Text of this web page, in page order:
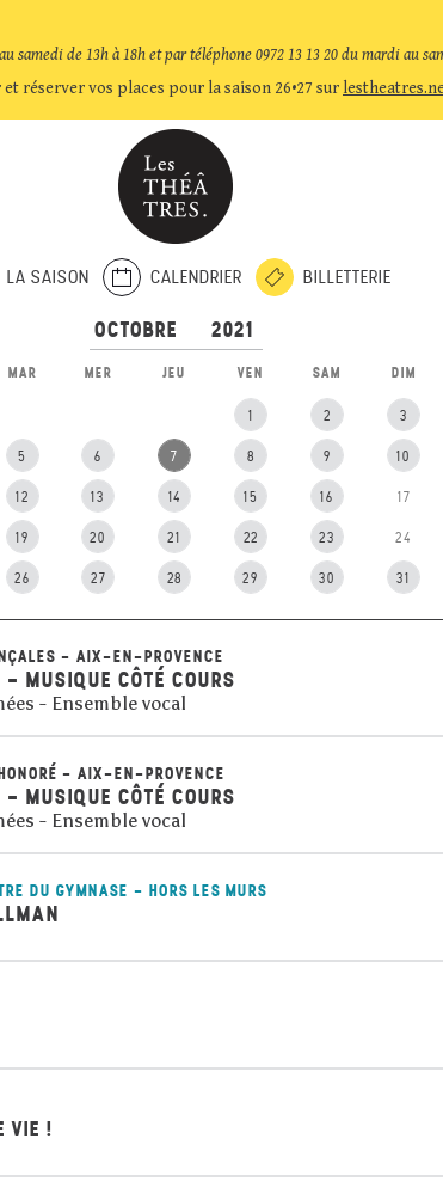
samedi de 13h à 18h et par téléphone 0972 13 13 20 du mardi au
réserver vos places pour la saison 26•27 sur
LA SAISON CALENDRIER BILLETTERIE
MAR MER JEU VEN SAM DIM
1 2 3
5 6 7 8 9 10
12 13 14 15 16 17
19 20 21 22 23 24
26 27 28 29 30 31
- AIX-EN-PROVENCE
- MUSIQUE CÔTÉ COURS
- Ensemble vocal
- AIX-EN-PROVENCE
- MUSIQUE CÔTÉ COURS
- Ensemble vocal
DU GYMNASE - HORS LES MURS
VIE !